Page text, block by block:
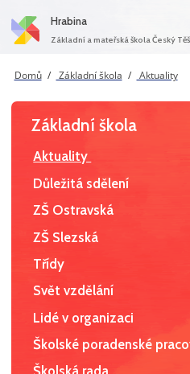
Hrabina
Základní a mateřská škola Český
Domů Základní škola Aktuality
Základní škola
Aktuality
Důležitá sdělení
ZŠ Ostravská
ZŠ Slezská
Třídy
Svět vzdělání
Lidé v organizaci
Školské poradenské